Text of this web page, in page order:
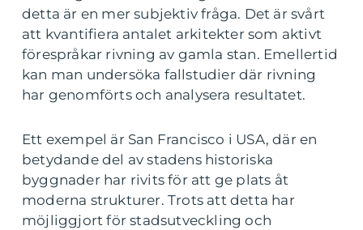
detta är en mer subjektiv fråga. Det är svårt
att kvantifiera antalet arkitekter som aktivt
förespråkar rivning av gamla stan. Emellertid
kan man undersöka fallstudier där rivning
har genomförts och analysera resultatet.
Ett exempel är San Francisco i USA, där en
betydande del av stadens historiska
byggnader har rivits för att ge plats åt
moderna strukturer. Trots att detta har
möjliggjort för stadsutveckling och